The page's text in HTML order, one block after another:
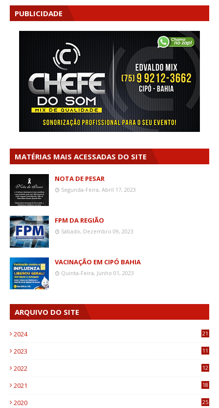
PUBLICIDADE
MATÉRIAS MAIS ACESSADAS DO SITE
NOTA DE PESAR
Segunda-Feira, Abril 17, 2023
FPM DA REGIÃO
Sábado, Dezembro 09, 2023
VACINAÇÃO EM CIPÓ BAHIA
Quinta-Feira, Junho 01, 2023
ARQUIVO DO SITE
2024 21
2023
11
2022
12
2021
18
2020
25